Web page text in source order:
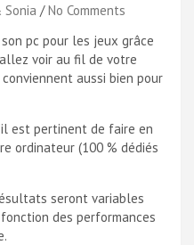
No Comments
pc pour les jeux grâce
voir au fil de votre
aussi bien pour
est pertinent de faire en
ordinateur (100 % dédiés
seront variables
des performances